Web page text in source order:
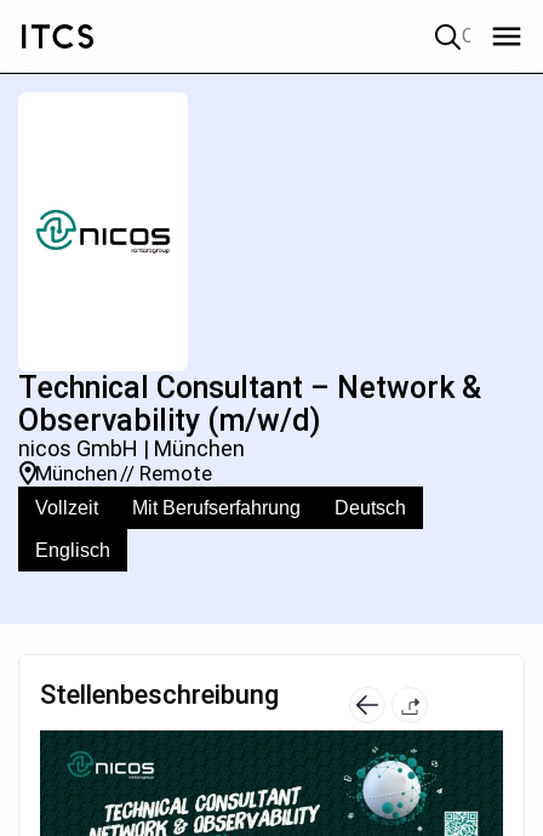
Technical Consultant – Network &
Observability (m/w/d)
nicos GmbH | München
München// Remote
Vollzeit Mit Berufserfahrung Deutsch
Englisch
Stellenbeschreibung